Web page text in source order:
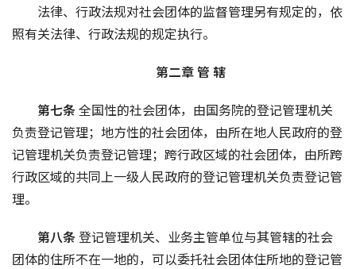
法律、行政法规对社会团体的监督管理另有规定的，依
照有关法律、行政法规的规定执行。
第二章 管 辖
第七条 全国性的社会团体，由国务院的登记管理机关
负责登记管理；地方性的社会团体，由所在地人民政府的登
记管理机关负责登记管理；跨行政区域的社会团体，由所跨
行政区域的共同上一级人民政府的登记管理机关负责登记管
理。
第八条 登记管理机关、业务主管单位与其管辖的社会
团体的住所不在一地的，可以委托社会团体住所地的登记管